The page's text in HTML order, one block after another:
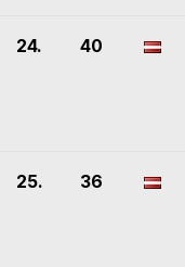
24. 40
25. 36